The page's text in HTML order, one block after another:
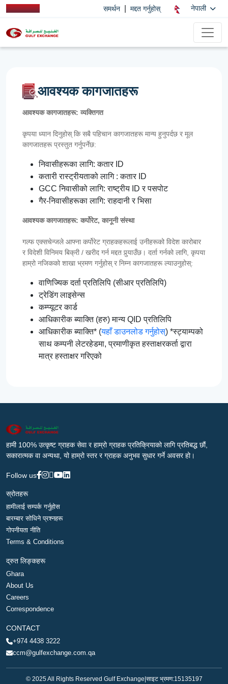
समर्थन मद्दत गर्नुहोस् नेपाली
आवश्यक कागजातहरू
आवश्यक कागजातहरू: व्यक्तिगत
कृपया ध्यान दिनुहोस् कि सबै पहिचान कागजातहरू मान्य हुनुपर्दछ र मूल
कागजातहरू प्रस्तुत गर्नुपर्नेछ:
निवासीहरूका लागि: कतार ID
कतारी रास्ट्रीयताको लागि : कतार ID
GCC निवासीको लागि: राष्ट्रीय ID र पसपोट
गैर-निवासीहरूका लागि: राहदानी र भिसा
आवश्यक कागजातहरू: कर्पोरेट, कानूनी संस्था
गल्फ एक्सचेन्जले आफ्ना कर्पोरेट ग्राहकहरूलाई उनीहरूको विदेश कारोबार
र विदेशी विनिमय बिक्री / खरीद गर्न मद्दत पुर्‍याउँछ। दर्ता गर्नको लागि, कृपया
हाम्रो नजिकको शाखा भ्रमण गर्नुहोस् र निम्न कागजातहरू ल्याउनुहोस्:
वाणिज्यिक दर्ता प्रतिलिपि (सीआर प्रतिलिपि)
ट्रेडिंग लाइसेन्स
कम्प्यूटर कार्ड
आधिकारीक ब्याक्ति (हरु) मान्य QID प्रतिलिपि
आधिकारीक ब्याक्ति* (यहाँ डाउनलोड गर्नुहोस्) *स्ट्याम्पको
साथ कम्पनी लेटरहेडमा, प्रमाणीकृत हस्ताक्षरकर्ता द्वारा
मात्र हस्ताक्षर गरिएको
हामी 100% उत्कृष्ट ग्राहक सेवा र हाम्रो ग्राहक प्रतिक्रियाको लागि प्रतिबद्ध छौं,
सकारात्मक वा अन्यथा, यो हाम्रो स्तर र ग्राहक अनुभव सुधार गर्ने अवसर हो।
Follow us
स्रोतहरू
हामीलाई सम्पर्क गर्नुहोस
बारम्बार सोधिने प्रश्नहरू
गोपनीयता नीति
Terms & Conditions
द्रुत लिङ्कहरू
Ghara
About Us
Careers
Correspondence
CONTACT
+974 4438 3222
ccm@gulfexchange.com.qa
© 2025 All Rights Reserved Gulf Exchange साइट भ्रमण:15135197